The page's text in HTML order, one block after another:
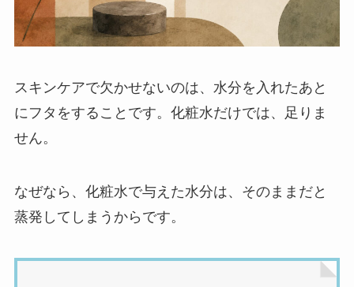
スキンケアで欠かせないのは、水分を入れたあと
にフタをすることです。化粧水だけでは、足りま
せん。
なぜなら、化粧水で与えた水分は、そのままだと
蒸発してしまうからです。